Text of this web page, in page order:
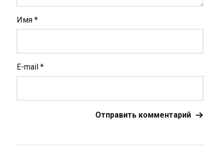
Имя *
E-mail *